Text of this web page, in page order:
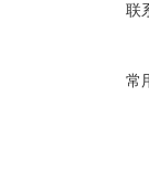
联
常